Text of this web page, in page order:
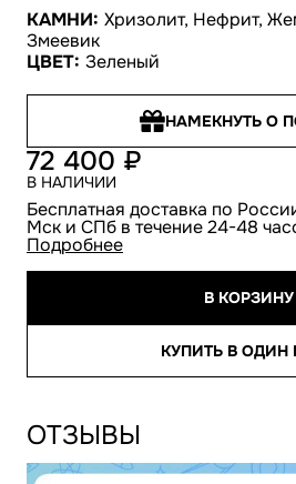
КАМНИ: Хризолит, Нефрит,
Змеевик
ЦВЕТ: Зеленый
НАМЕКНУТЬ О
72 400
В НАЛИЧИИ
Бесплатная доставка по
Мск и СПб в течение 24-48
Подробнее
В КОРЗИНУ
КУПИТЬ В ОДИН
ОТЗЫВЫ